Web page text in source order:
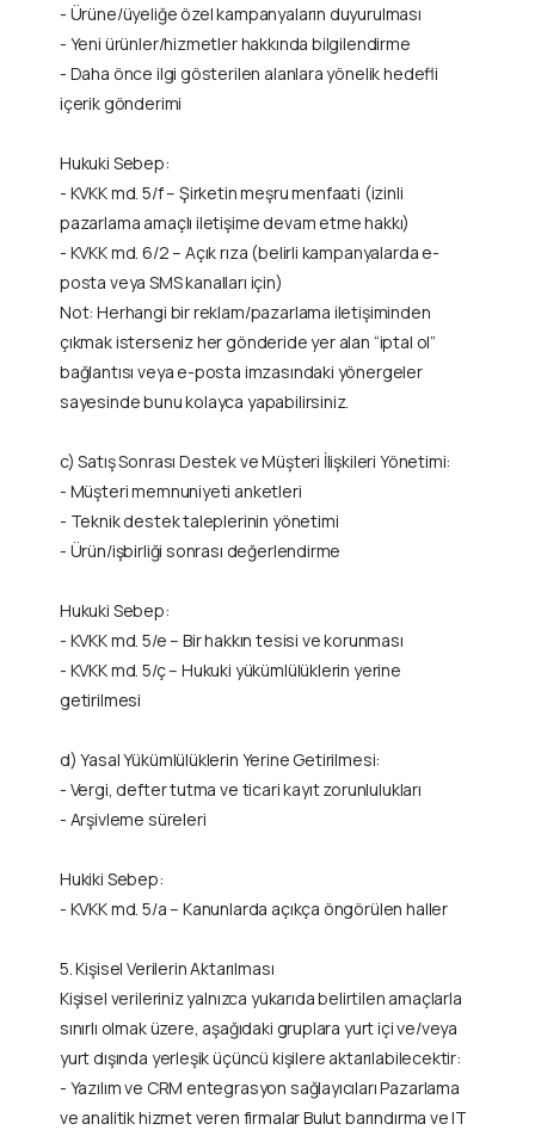
- Ürüne/üyeliğe özel kampanyaların duyurulması
- Yeni ürünler/hizmetler hakkında bilgilendirme
- Daha önce ilgi gösterilen alanlara yönelik hedefli
içerik gönderimi
Hukuki Sebep:
- KVKK md. 5/f – Şirketin meşru menfaati (izinli
pazarlama amaçlı iletişime devam etme hakkı)
- KVKK md. 6/2 – Açık rıza (belirli kampanyalarda e-
posta veya SMS kanalları için)
Not: Herhangi bir reklam/pazarlama iletişiminden
çıkmak isterseniz her gönderide yer alan “iptal ol”
bağlantısı veya e-posta imzasındaki yönergeler
sayesinde bunu kolayca yapabilirsiniz.
c) Satış Sonrası Destek ve Müşteri İlişkileri Yönetimi:
- Müşteri memnuniyeti anketleri
- Teknik destek taleplerinin yönetimi
- Ürün/işbirliği sonrası değerlendirme
Hukuki Sebep:
- KVKK md. 5/e – Bir hakkın tesisi ve korunması
- KVKK md. 5/ç – Hukuki yükümlülüklerin yerine
getirilmesi
d) Yasal Yükümlülüklerin Yerine Getirilmesi:
- Vergi, defter tutma ve ticari kayıt zorunlulukları
- Arşivleme süreleri
Hukiki Sebep:
- KVKK md. 5/a – Kanunlarda açıkça öngörülen haller
5. Kişisel Verilerin Aktarılması
Kişisel verileriniz yalnızca yukarıda belirtilen amaçlarla
sınırlı olmak üzere, aşağıdaki gruplara yurt içi ve/veya
yurt dışında yerleşik üçüncü kişilere aktarılabilecektir:
- Yazılım ve CRM entegrasyon sağlayıcıları Pazarlama
ve analitik hizmet veren firmalar Bulut barındırma ve IT